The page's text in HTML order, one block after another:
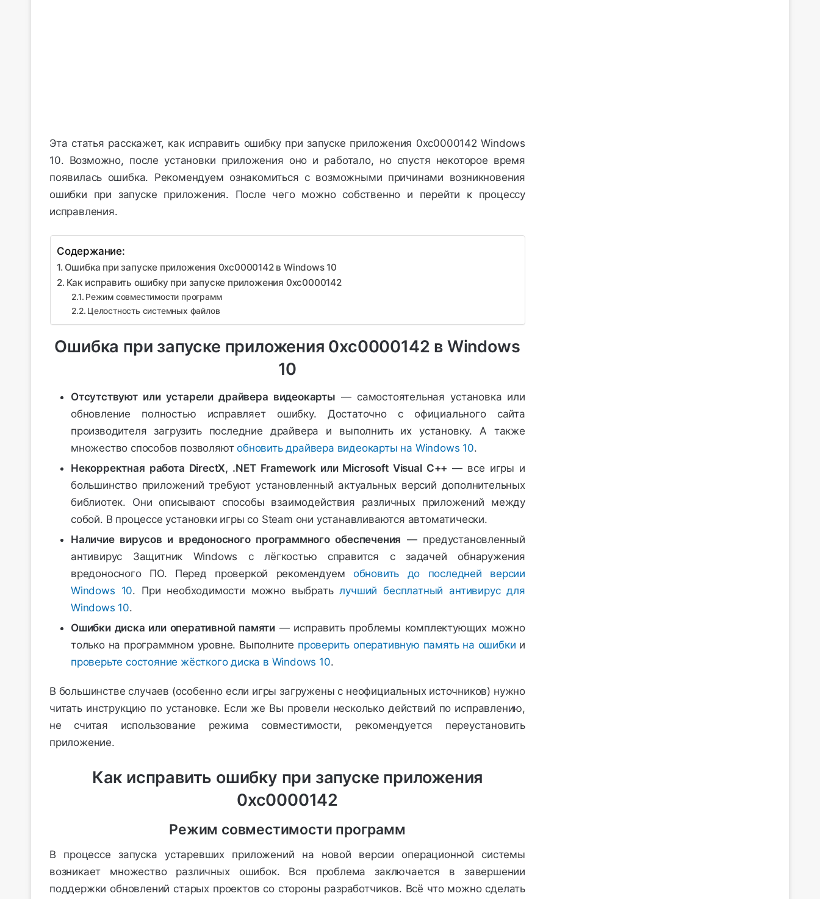
Эта статья расскажет, как исправить ошибку при запуске приложения 0xc0000142 Windows
10. Возможно, после установки приложения оно и работало, но спустя некоторое время
появилась ошибка. Рекомендуем ознакомиться с возможными причинами возникновения
ошибки при запуске приложения. После чего можно собственно и перейти к процессу
исправления.
Содержание:
Ошибка при запуске приложения 0xc0000142 в Windows 10
Как исправить ошибку при запуске приложения 0xc0000142
Режим совместимости программ
Целостность системных файлов
Ошибка при запуске приложения 0xc0000142 в Windows
10
Отсутствуют или устарели драйвера видеокарты — самостоятельная установка или
обновление полностью исправляет ошибку. Достаточно с официального сайта
производителя загрузить последние драйвера и выполнить их установку. А также
множество способов позволяютобновить драйвера видеокарты на Windows 10.
Некорректная работа DirectX, .NET Framework или Microsoft Visual C++ — все игры и
большинство приложений требуют установленный актуальных версий дополнительных
библиотек. Они описывают способы взаимодействия различных приложений между
собой. В процессе установки игры со Steam они устанавливаются автоматически.
Наличие вирусов и вредоносного программного обеспечения — предустановленный
антивирус Защитник Windows с лёгкостью справится с задачей обнаружения
вредоносного ПО. Перед проверкой рекомендуем обновить до последней версии
Windows 10. При необходимости можно выбратьлучший бесплатный антивирус для
Windows 10.
Ошибки диска или оперативной памяти — исправить проблемы комплектующих можно
только на программном уровне. Выполните проверить оперативную память на ошибки и
проверьте состояние жёсткого диска в Windows 10.
В большинстве случаев (особенно если игры загружены с неофициальных источников) нужно
читать инструкцию по установке. Если же Вы провели несколько действий по исправлению,
не считая использование режима совместимости, рекомендуется переустановить
приложение.
Как исправить ошибку при запуске приложения
0xc0000142
Режим совместимости программ
В процессе запуска устаревших приложений на новой версии операционной системы
возникает множество различных ошибок. Вся проблема заключается в завершении
поддержки обновлений старых проектов со стороны разработчиков. Всё что можно сделать